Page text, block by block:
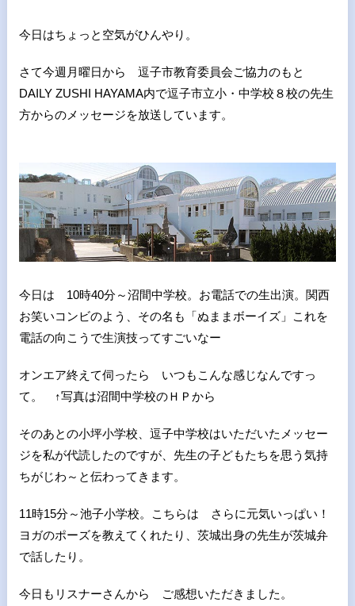
今日はちょっと空気がひんやり。
さて今週月曜日から 逗子市教育委員会ご協力のもと
DAILY ZUSHI HAYAMA内で逗子市立小・中学校８校の先生
方からのメッセージを放送しています。
今日は 10時40分～沼間中学校。お電話での生出演。関西
お笑いコンビのよう、その名も「ぬままボーイズ」これを
電話の向こうで生演技ってすごいなー
オンエア終えて伺ったら いつもこんな感じなんですっ
て。 ↑写真は沼間中学校のＨＰから
そのあとの小坪小学校、逗子中学校はいただいたメッセー
ジを私が代読したのですが、先生の子どもたちを思う気持
ちがじわ～と伝わってきます。
11時15分～池子小学校。こちらは さらに元気いっぱい！
ヨガのポーズを教えてくれたり、茨城出身の先生が茨城弁
で話したり。
今日もリスナーさんから ご感想いただきました。